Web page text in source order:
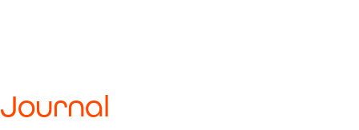
Journal